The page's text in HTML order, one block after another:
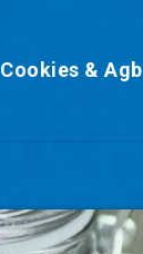
Cookies & Agb